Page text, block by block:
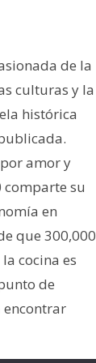
de la
culturas y la
histórica
amor y
comparte su
en
que 300,000
cocina es
de
encontrar